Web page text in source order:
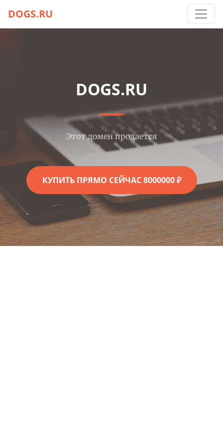
DOGS.RU
DOGS.RU
Этот домен продается
КУПИТЬ ПРЯМО СЕЙЧАС 8000000 ₽